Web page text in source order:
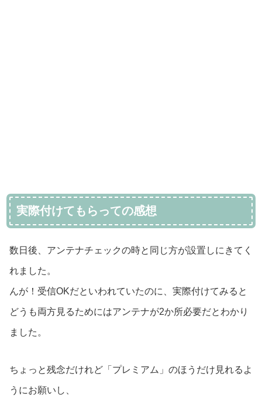
実際付けてもらっての感想
数日後、アンテナチェックの時と同じ方が設置しにきてく
れました。
んが！受信OKだといわれていたのに、実際付けてみると
どうも両方見るためにはアンテナが2か所必要だとわかり
ました。
ちょっと残念だけれど「プレミアム」のほうだけ見れるよ
うにお願いし、